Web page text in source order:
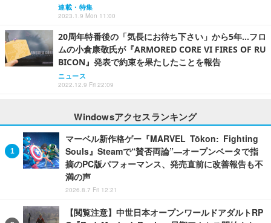
連載・特集
2023.1.9 Mon 11:00
20周年特番後の「気長にお待ち下さい」から5年…フロ
ムの小倉康敬氏が『ARMORED CORE VI FIRES OF RU
BICON』発表で約束を果たしたことを報告
ニュース
2022.12.9 Fri 22:09
Windowsアクセスランキング
マーベル新作格ゲー『MARVEL Tōkon: Fighting
Souls』Steamで“賛否両論”―オープンベータで指
摘のPC版パフォーマンス、発売直前に改善報告も不
満の声
2026.8.7 Fri 12:21
【閲覧注意】中世日本オープンワールドアダルトRP